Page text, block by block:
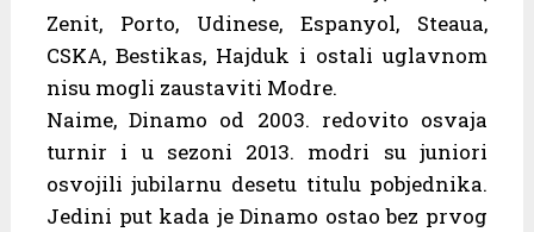
Zenit, Porto, Udinese, Espanyol, Steaua,
CSKA, Bestikas, Hajduk i ostali uglavnom
nisu mogli zaustaviti Modre.
Naime, Dinamo od 2003. redovito osvaja
turnir i u sezoni 2013. modri su juniori
osvojili jubilarnu desetu titulu pobjednika.
Jedini put kada je Dinamo ostao bez prvog